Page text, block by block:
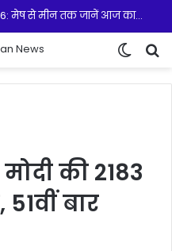
रूपरेखा तैयार
की 2183
बार